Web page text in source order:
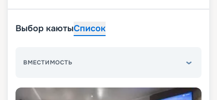
Выбор каютыСписок
ВМЕСТИМОСТЬ